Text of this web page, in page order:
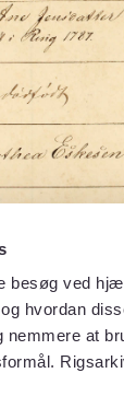
besøg ved
hvordan
at